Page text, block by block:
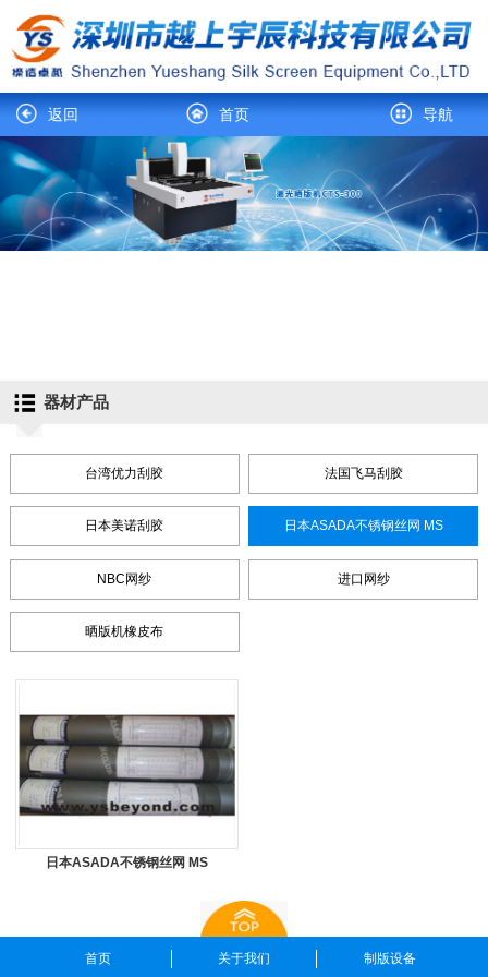
返回 首页 导航
器材产品
台湾优力刮胶 法国飞马刮胶
日本美诺刮胶 日本ASADA不锈钢丝网 MS
NBC网纱 进口网纱
晒版机橡皮布
日本ASADA不锈钢丝网 MS
首页 关于我们 制版设备